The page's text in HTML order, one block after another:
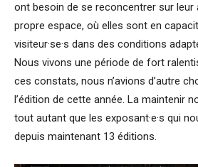
ont besoin de se reconcentrer sur leur
propre espace, où elles sont en
visiteur·se·s dans des conditions
Nous vivons une période de fort
ces constats, nous n’avions d’autre
l’édition de cette année. La maintenir
tout autant que les exposant·e·s qui
depuis maintenant 13 éditions.